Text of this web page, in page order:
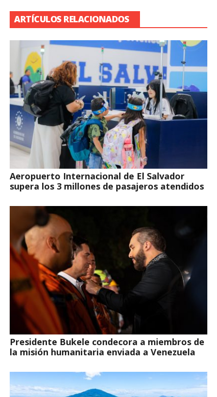
ARTÍCULOS RELACIONADOS
Aeropuerto Internacional de El Salvador
supera los 3 millones de pasajeros atendidos
Presidente Bukele condecora a miembros de
la misión humanitaria enviada a Venezuela